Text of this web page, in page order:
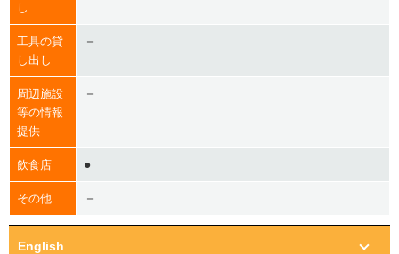
し
工具の貸
し出し
－
周辺施設
等の情報
提供
－
飲食店 ●
その他 －
English